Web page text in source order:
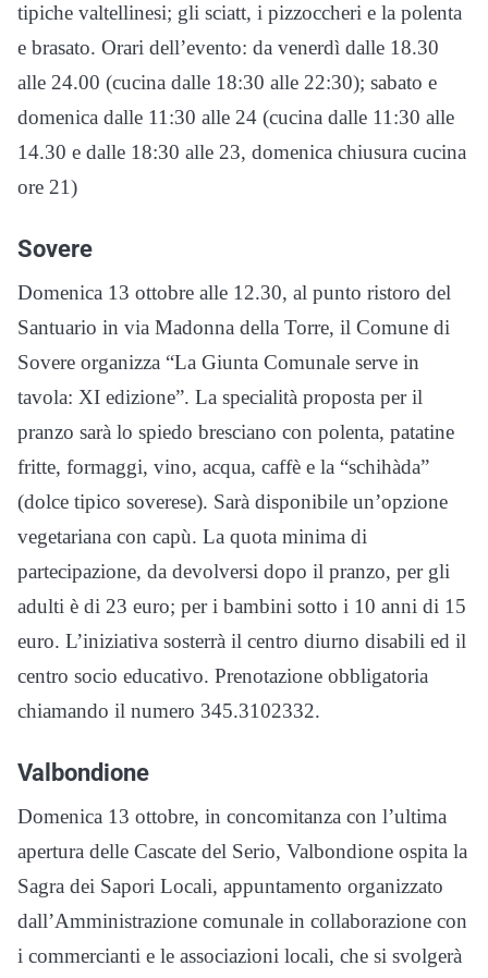
tipiche valtellinesi; gli sciatt, i pizzoccheri e la polenta
e brasato. Orari dell’evento: da venerdì dalle 18.30
alle 24.00 (cucina dalle 18:30 alle 22:30); sabato e
domenica dalle 11:30 alle 24 (cucina dalle 11:30 alle
14.30 e dalle 18:30 alle 23, domenica chiusura cucina
ore 21)
Sovere
Domenica 13 ottobre alle 12.30, al punto ristoro del
Santuario in via Madonna della Torre, il Comune di
Sovere organizza “La Giunta Comunale serve in
tavola: XI edizione”. La specialità proposta per il
pranzo sarà lo spiedo bresciano con polenta, patatine
fritte, formaggi, vino, acqua, caffè e la “schihàda”
(dolce tipico soverese). Sarà disponibile un’opzione
vegetariana con capù. La quota minima di
partecipazione, da devolversi dopo il pranzo, per gli
adulti è di 23 euro; per i bambini sotto i 10 anni di 15
euro. L’iniziativa sosterrà il centro diurno disabili ed il
centro socio educativo. Prenotazione obbligatoria
chiamando il numero 345.3102332.
Valbondione
Domenica 13 ottobre, in concomitanza con l’ultima
apertura delle Cascate del Serio, Valbondione ospita la
Sagra dei Sapori Locali, appuntamento organizzato
dall’Amministrazione comunale in collaborazione con
i commercianti e le associazioni locali, che si svolgerà